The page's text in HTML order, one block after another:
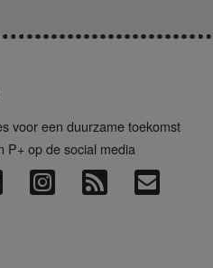
voor een duurzame toekomst
P+ op de social media